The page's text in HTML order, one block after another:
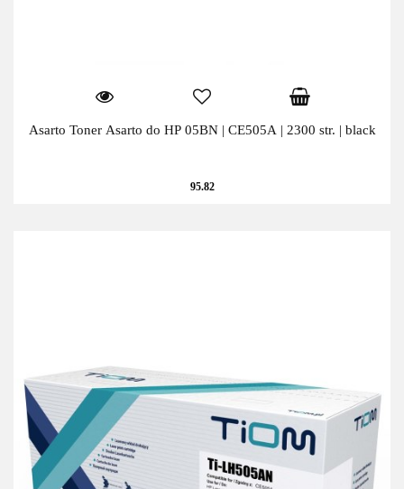
Asarto Toner Asarto do HP 05BN | CE505A | 2300 str. | black
95.82